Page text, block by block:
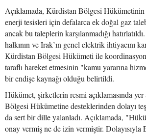
Açıklamada, Kürdistan Bölgesi
enerji tesisleri için defalarca ek doğal gaz
ancak bu taleplerin karşılanmadığı
halkının ve Irak’ın genel elektrik ihtiyacını
Kürdistan Bölgesi Hükümeti ile
taraflı hareket etmesinin "kamu yararına
bir endişe kaynağı olduğu belirtildi.
Hükümet, şirketlerin resmi açıklamasında
Bölgesi Hükümetine desteklerinden dolayı
da sert bir dille yalanladı. Açıklamada,
onay vermiş ne de izin vermiştir. Dolayısıyla